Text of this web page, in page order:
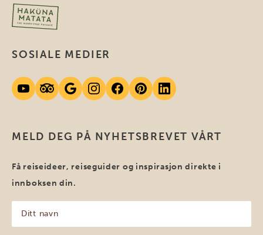
MELD DEG PÅ NYHETSBREVET VÅRT
Få reiseideer, reiseguider og inspirasjon direkte i
innboksen din.
navn
(Påkrevd)
SOSIALE MEDIER